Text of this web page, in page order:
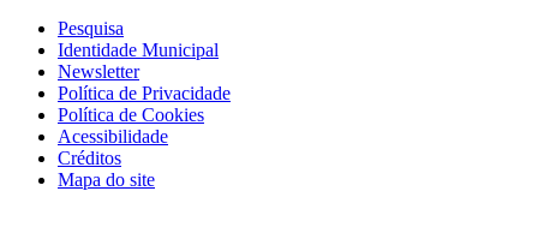
Pesquisa
Identidade Municipal
Newsletter
Política de Privacidade
Política de Cookies
Acessibilidade
Créditos
Mapa do site